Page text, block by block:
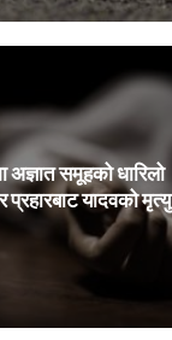
अज्ञात समूहको धारिलो
प्रहारबाट यादवको मृत्यु